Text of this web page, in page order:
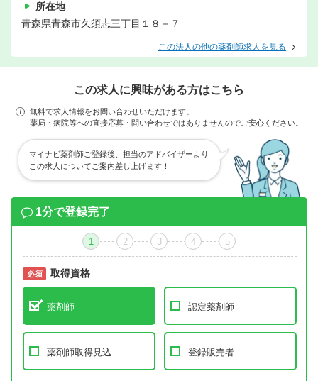
所在地
青森県青森市久須志三丁目１８－７
この法人の他の薬剤師求人を見る
この求人に興味がある方はこちら
無料で求人情報をお問い合わせいただけます。
薬局・病院等への直接応募・問い合わせではありませんのでご安心ください。
マイナビ薬剤師ご登録後、担当のアドバイザーより
この求人についてご案内差し上げます！
1分で登録完了
1 2 3 4 5
必須 取得資格
薬剤師 認定薬剤師
薬剤師取得見込 登録販売者